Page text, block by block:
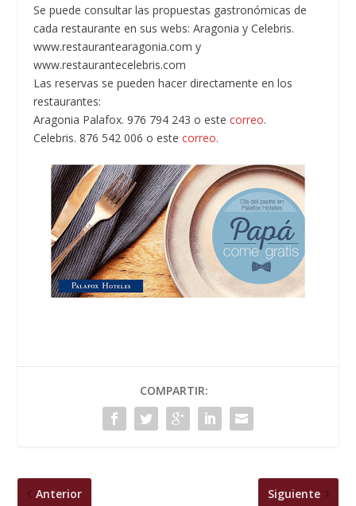
Se puede consultar las propuestas gastronómicas de
cada restaurante en sus webs: Aragonia y Celebris.
www.restaurantearagonia.com y
www.restaurantecelebris.com
Las reservas se pueden hacer directamente en los
restaurantes:
Aragonia Palafox. 976 794 243 o estecorreo.
Celebris. 876 542 006 o estecorreo.
COMPARTIR:
Anterior Siguiente